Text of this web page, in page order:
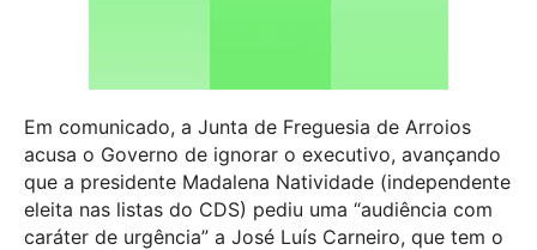
Em comunicado, a Junta de Freguesia de Arroios
acusa o Governo de ignorar o executivo, avançando
que a presidente Madalena Natividade (independente
eleita nas listas do CDS) pediu uma “audiência com
caráter de urgência” a José Luís Carneiro, que tem o